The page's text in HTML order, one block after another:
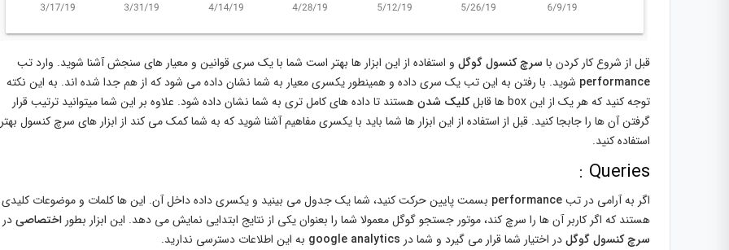
قبل از شروع کار کردن با سرچ کنسول گوگل و استفاده از این ابزار ها بهتر است شما با یک سری قوانین و معیار های سنجش آشنا شوید. وارد تب
performance شوید. با رفتن به این تب یک سری داده و همینطور یکسری معیار به شما نشان داده می شود که از هم جدا شده اند. به این نکته
توجه کنید که هر یک از این box ها قابل
کلیک شدنهستند تا داده های کامل تری به شما نشان داده شود. علاوه بر این شما میتوانید ترتیب قرار
گرفتن آن ها را جابجا کنید. قبل از استفاده از این ابزار ها شما باید با یکسری مفاهیم آشنا شوید که به شما کمک می کند از ابزار های سرچ کنسول بهتر
استفاده کنید.
Queries :
اگر به آرامی در تبperformance بسمت پایین حرکت کنید، شما یک جدول می بینید و یکسری داده داخل آن. این ها کلمات و موضوعات کلیدی
هستند که اگر کاربر آن ها را سرچ کند، موتور جستجو گوگل معمولا شما را بعنوان یکی از نتایج ابتدایی نمایش می دهد. این ابزار بطور اختصاصیدر
سرچ کنسول گوگلدر اختیار شما قرار می گیرد و شما در google analytics به این اطلاعات دسترسی ندارید.